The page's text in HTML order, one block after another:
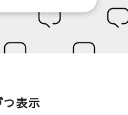
表示